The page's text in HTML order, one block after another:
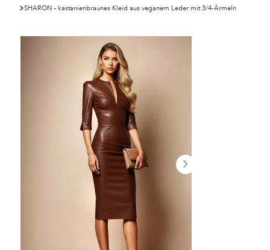
>SHARON – kastanienbraunes Kleid aus veganem Leder mit 3/4-Ärmeln